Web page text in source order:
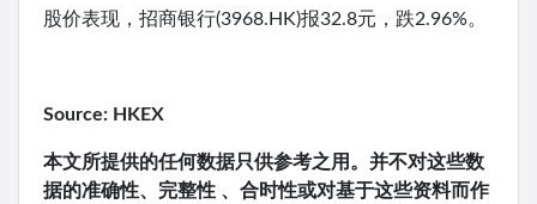
股价表现，招商银行(3968.HK)报32.8元，跌2.96%。
Source: HKEX
本文所提供的任何数据只供参考之用。并不对这些数
据的准确性、完整性 、合时性或对基于这些资料而作